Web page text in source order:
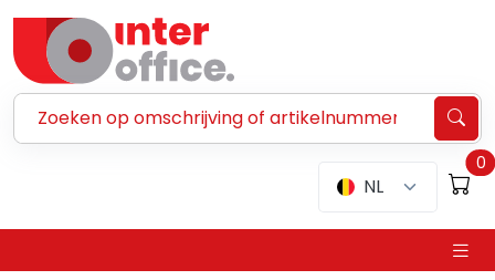
NL
0